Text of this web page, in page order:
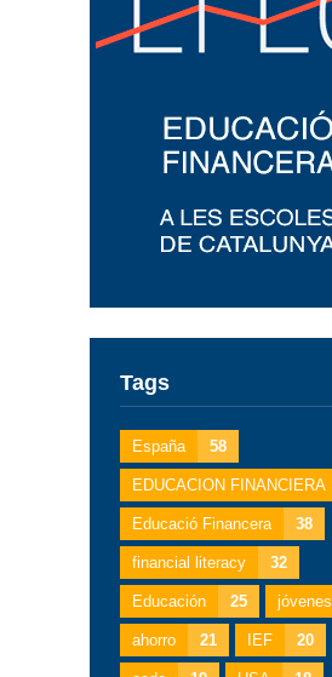
Tags
España 58
EDUCACION FINANCIERA
Educació Financera 38
financial literacy 32
Educación 25 jóvenes
ahorro 21 IEF 20